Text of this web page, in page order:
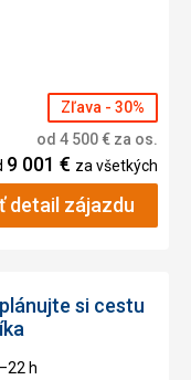
Zľava - 30%
od 4 500€ za os.
9 001 € za všetkých
detail zájazdu
si cestu
h